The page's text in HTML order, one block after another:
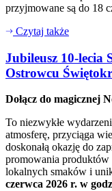
przyjmowane są do 18
Czytaj także
Jubileusz 10-lecia
Ostrowcu
Dołącz do magicznej
To niezwykłe
atmosferę, przyciąga
doskonałą okazję do
promowania produktów
lokalnych smaków i
czerwca 2026 r. w